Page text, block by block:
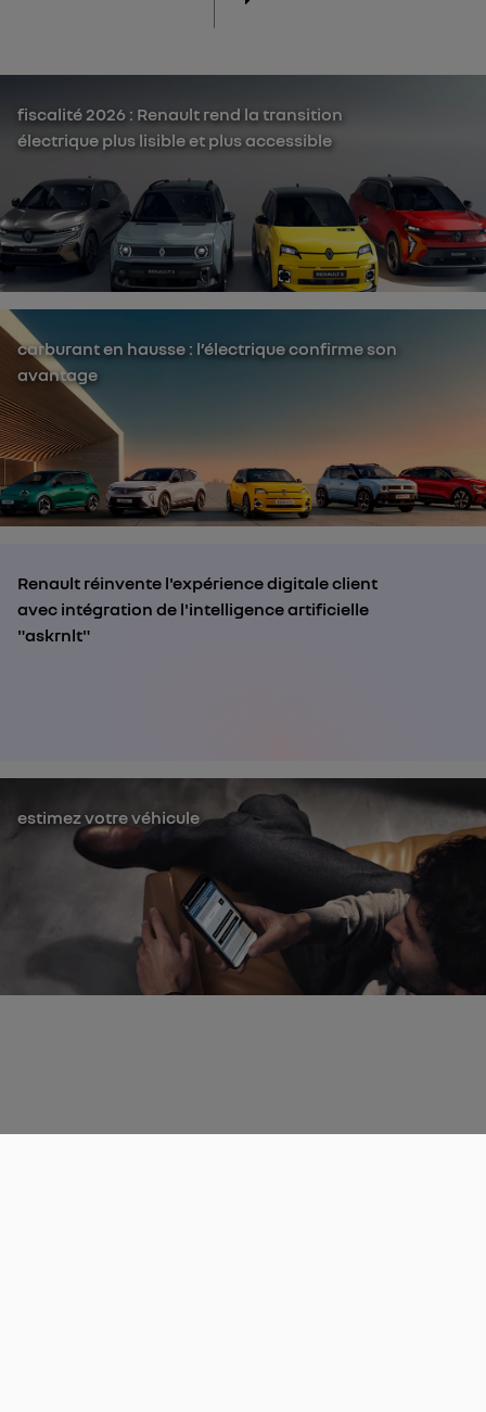
fiscalité 2026 : Renault rend la transition
électrique plus lisible et plus accessible
carburant en hausse : l’électrique confirme son
avantage
Renault réinvente l'expérience digitale client
avec intégration de l'intelligence artificielle
"askrnlt"
estimez votre véhicule